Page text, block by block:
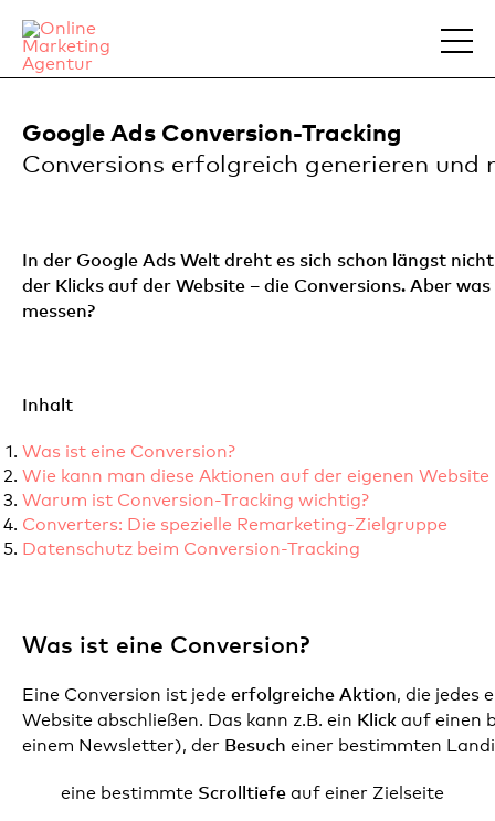
Google Ads Conversion-Tracking
Conversions erfolgreich generieren und
In der Google Ads Welt dreht es sich schon längst
der Klicks auf der Website – die Conversions. Aber
messen?
Inhalt
Was ist eine Conversion?
Wie kann man diese Aktionen auf der eigenen Website
Warum ist Conversion-Tracking wichtig?
Converters: Die spezielle Remarketing-Zielgruppe
Datenschutz beim Conversion-Tracking
Was ist eine Conversion?
Eine Conversion ist jede erfolgreiche Aktion, die jedes
Website abschließen. Das kann z.B. ein Klick auf einen
einem Newsletter), der Besuch einer bestimmten
eine bestimmte Scrolltiefe auf einer Zielseite